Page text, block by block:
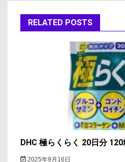
ー RELATED POSTS
DHC 極らくらく 20日分 120
2025年9月16日